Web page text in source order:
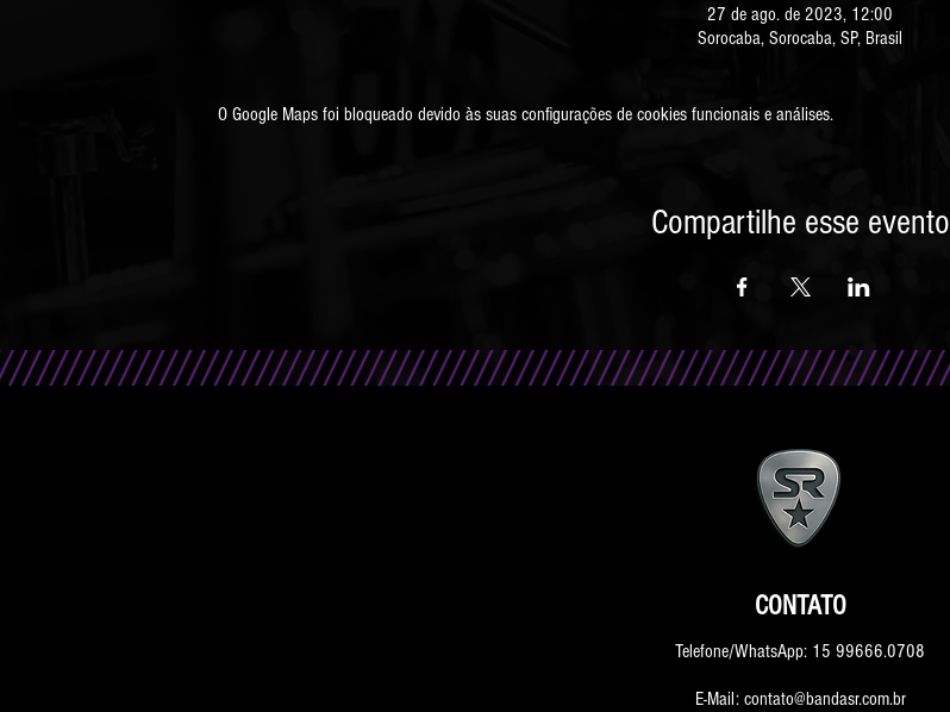
27 de ago. de 2023, 12:00
Sorocaba, Sorocaba, SP, Brasil
O Google Maps foi bloqueado devido às suas configurações de cookies funcionais e análises.
Compartilhe esse evento
CONTATO
Telefone/WhatsApp: 15 99666.0708
E-Mail: contato@bandasr.com.br